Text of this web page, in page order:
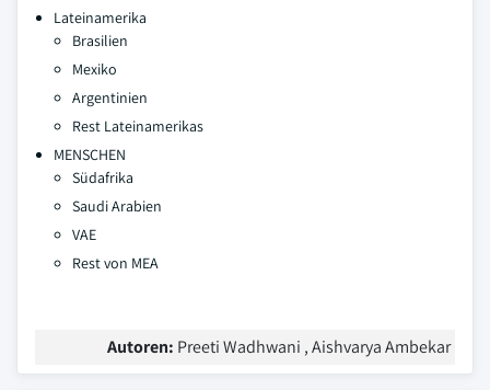
Lateinamerika
Brasilien
Mexiko
Argentinien
Rest Lateinamerikas
MENSCHEN
Südafrika
Saudi Arabien
VAE
Rest von MEA
Autoren: Preeti Wadhwani , Aishvarya Ambekar